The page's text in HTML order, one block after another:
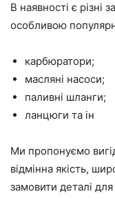
В наявності є різні
особливою
карбюратори;
масляні насоси;
паливні шланги;
ланцюги та ін
Ми пропонуємо
відмінна якість,
замовити деталі